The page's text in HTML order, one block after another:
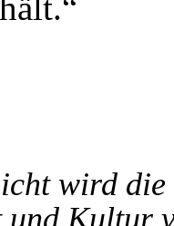
wird die